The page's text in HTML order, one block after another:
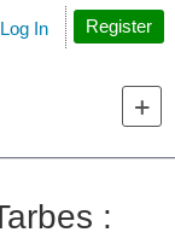
Search
Log In Register
: